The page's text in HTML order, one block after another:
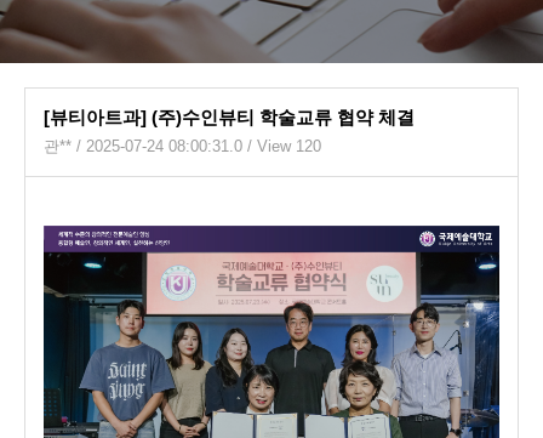
[뷰티아트과] (주)수인뷰티 학술교류 협약 체결
관** / 2025-07-24 08:00:31.0 / View 120